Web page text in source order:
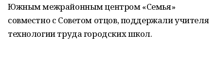
Южным межрайонным центром «Семья»
совместно с Советом отцов, поддержали учителя
технологии труда городских школ.